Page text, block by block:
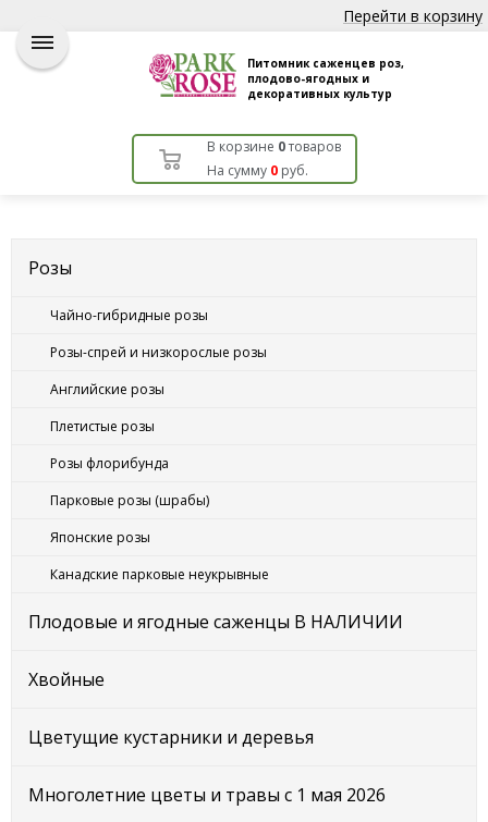
Перейти в корзину
Питомник саженцев роз,
плодово-ягодных и
декоративных культур
В корзине 0товаров
На сумму 0руб.
Розы
Чайно-гибридные розы
Розы-спрей и низкорослые розы
Английские розы
Плетистые розы
Розы флорибунда
Парковые розы (шрабы)
Японские розы
Канадские парковые неукрывные
Плодовые и ягодные саженцы В НАЛИЧИИ
Хвойные
Цветущие кустарники и деревья
Многолетние цветы и травы с 1 мая 2026